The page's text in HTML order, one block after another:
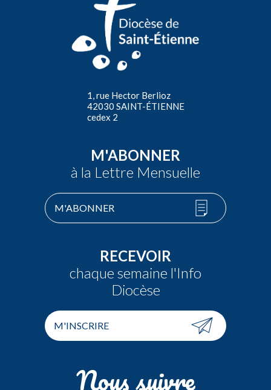
1, rue Hector Berlioz
42030 SAINT-ÉTIENNE
cedex 2
M'ABONNER
à la Lettre Mensuelle
M'ABONNER
RECEVOIR
chaque semaine l'Info
Diocèse
M'INSCRIRE
Nous suivre